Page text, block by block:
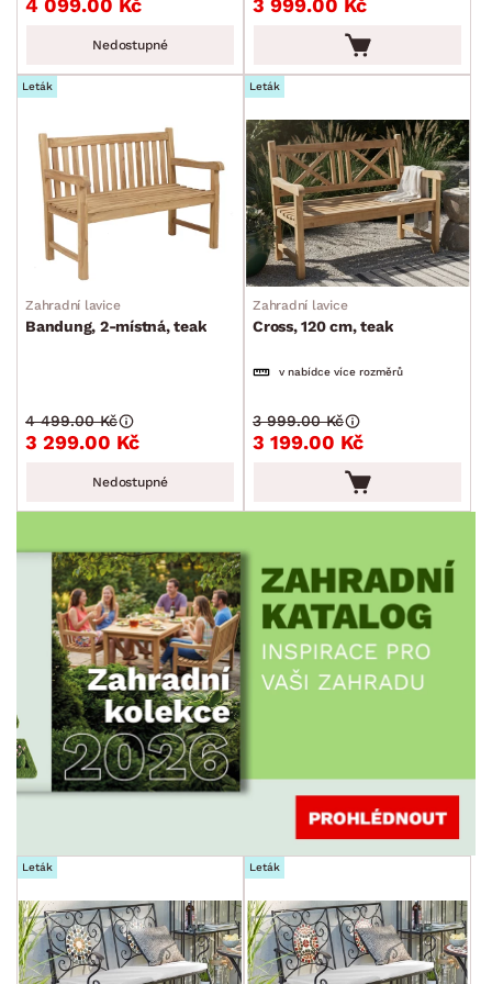
ROZMĚRY
min. cm max. cm
min. cm max. cm
min. cm max. cm
min. cm max.
MATERIÁL
POVRCHOVÁ ÚPRAVA
MÍSTNOST
SKLADOVOST
Nedostupné
Leták
Zahradní lavice
Bandung, 2-místná, teak
3 299.00 Kč
4 499.00 Kč
Nedostupné
Leták
Zahradní lavice
Cross, 120 cm, teak
v nabídce více rozměrů
3 199.00 Kč
3 999.00 Kč
Leták Leták